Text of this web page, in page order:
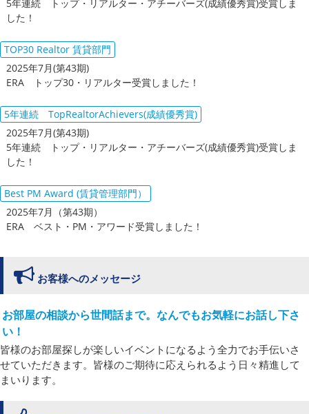
5年連続 トップ・リアルター・アチーバーズ(成績優秀賞)受賞しま
した！
TOP30 Realtor 賃貸部門
2025年7月(第43期)
ERA トップ30・リアルター受賞しました！
5年連続 TopRealtorAchievers(成績優秀賞)
2025年7月(第43期)
5年連続 トップ・リアルター・アチーバーズ(成績優秀賞)受賞しま
した！
Best PM Award (賃貸管理部門）
2025年7月（第43期）
ERA ベスト・PM・アワード受賞しました！
お客様へのメッセージ
お部屋の相談から世間話まで。なんでもお気軽にお話し下さ
い！
皆様のお部屋探しが楽しいイベントになるよう全力でお手伝いさ
せていただきます。皆様のご期待に応えられるよう日々精進して
まいります。